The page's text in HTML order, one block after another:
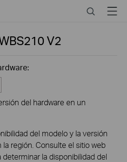
SearchMenu
V2
del hardware en un
del modelo y la versión
la región. Consulte el sitio web
la disponibilidad del